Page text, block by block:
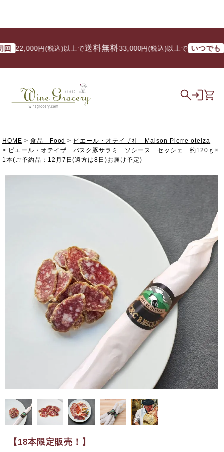
円(税込)以上で送料無料/ 33,000円(税込)以上で いつでも 送料
HOME 食品 Food
ピエール・オテイザ社 Maison Pierre oteiza
ピエール・オテイザ バスク豚サラミ ソシース セッシェ 約120ｇ×
1本(ご予約品：12月7日(遠方は8日)お届け予定)
【18本限定販売！】